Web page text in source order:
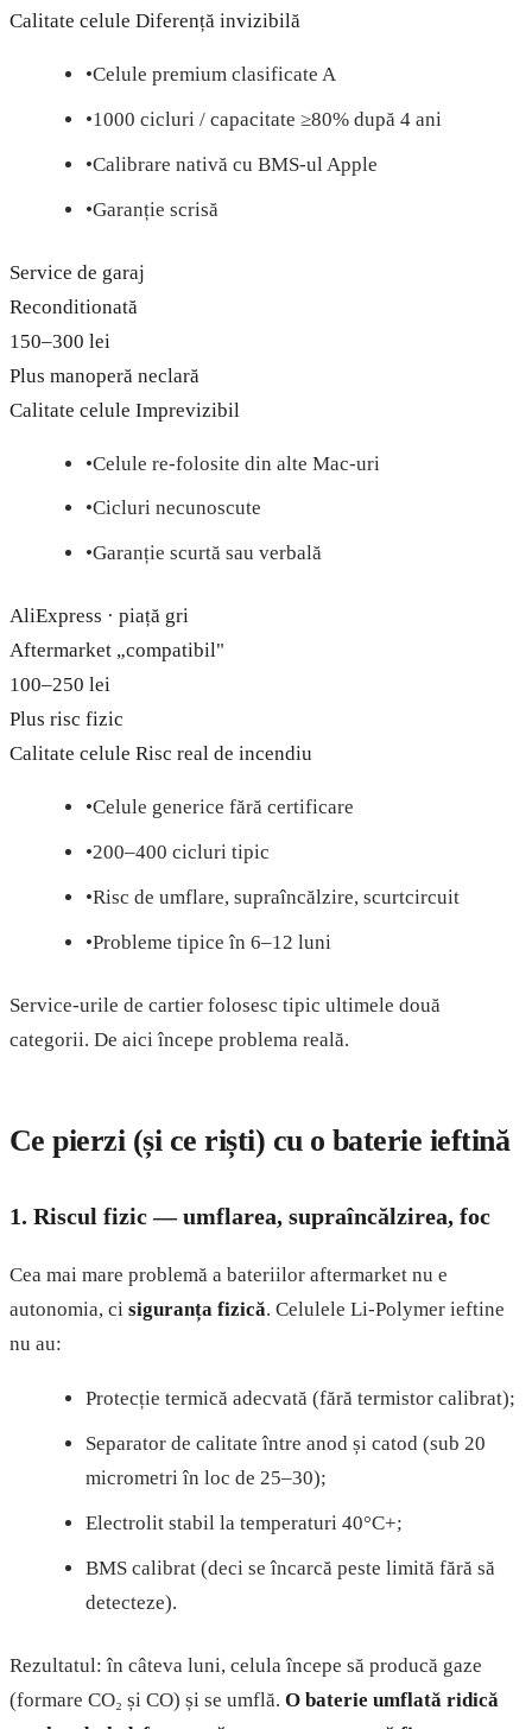
Calitate celule Diferență invizibilă
•Celule premium clasificate A
•1000 cicluri / capacitate ≥80% după 4 ani
•Calibrare nativă cu BMS-ul Apple
•Garanție scrisă
Service de garaj
Reconditionată
150–300 lei
Plus manoperă neclară
Calitate celule Imprevizibil
•Celule re-folosite din alte Mac-uri
•Cicluri necunoscute
•Garanție scurtă sau verbală
AliExpress · piață gri
Aftermarket „compatibil"
100–250 lei
Plus risc fizic
Calitate celule Risc real de incendiu
•Celule generice fără certificare
•200–400 cicluri tipic
•Risc de umflare, supraîncălzire, scurtcircuit
•Probleme tipice în 6–12 luni
Service-urile de cartier folosesc tipic ultimele două
categorii. De aici începe problema reală.
Ce pierzi (și ce riști) cu o baterie ieftină
1. Riscul fizic — umflarea, supraîncălzirea, foc
Cea mai mare problemă a bateriilor aftermarket nu e
autonomia, ci siguranța fizică. Celulele Li-Polymer ieftine
nu au:
Protecție termică adecvată (fără termistor calibrat);
Separator de calitate între anod și catod (sub 20
micrometri în loc de 25–30);
Electrolit stabil la temperaturi 40°C+;
BMS calibrat (deci se încarcă peste limită fără să
detecteze).
Rezultatul: în câteva luni, celula începe să producă gaze
(formare CO₂ și CO) și se umflă. O baterie umflată ridică